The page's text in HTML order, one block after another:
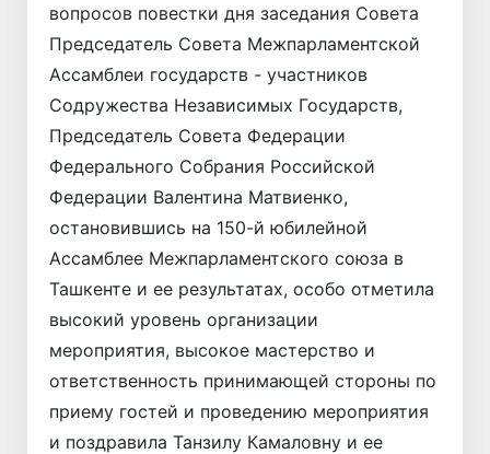
вопросов повестки дня заседания Совета
Председатель Совета Межпарламентской
Ассамблеи государств - участников
Содружества Независимых Государств,
Председатель Совета Федерации
Федерального Собрания Российской
Федерации Валентина Матвиенко,
остановившись на 150-й юбилейной
Ассамблее Межпарламентского союза в
Ташкенте и ее результатах, особо отметила
высокий уровень организации
мероприятия, высокое мастерство и
ответственность принимающей стороны по
приему гостей и проведению мероприятия
и поздравила Танзилу Камаловну и ее